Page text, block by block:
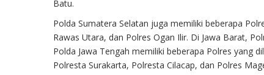
Batu.
Polda Sumatera Selatan juga memiliki beberapa
Rawas Utara, dan Polres Ogan Ilir. Di Jawa Barat,
Polda Jawa Tengah memiliki beberapa Polres yang
Polresta Surakarta, Polresta Cilacap, dan Polres